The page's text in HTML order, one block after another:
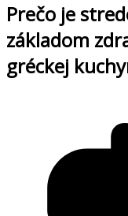
Prečo je
základom
gréckej